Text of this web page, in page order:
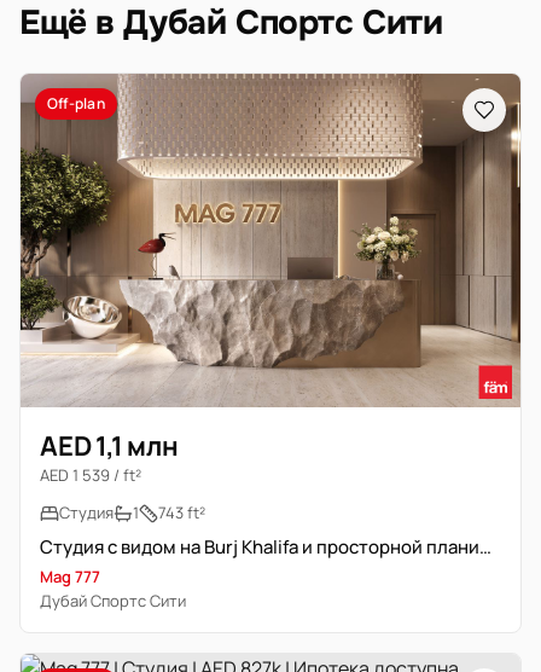
Ещё в Дубай Спортс Сити
Off-plan
AED 1,1 млн
AED 1 539 / ft²
Студия
1 743 ft²
Студия с видом на Burj Khalifa и просторной планировкой
Mag 777
Дубай Спортс Сити